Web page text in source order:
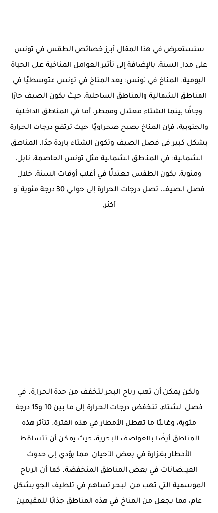
سنستعرض في هذا المقال أبرز خصائص الطقس في تونس
على مدار السنة، بالإضافة إلى تأثير العوامل المناخية على الحياة
اليومية. المناخ في تونس: يعد المناخ في تونس متوسطيًا في
المناطق الشمالية والمناطق الساحلية، حيث يكون الصيف حارًا
وجافًا بينما الشتاء معتدل وممطر. أما في المناطق الداخلية
والجنوبية، فإن المناخ يصبح صحراويًا، حيث ترتفع درجات الحرارة
بشكل كبير في فصل الصيف وتكون الشتاء باردة جدًا. المناطق
الشمالية: في المناطق الشمالية مثل تونس العاصمة، نابل،
ومنوبة، يكون الطقس معتدلًا في أغلب أوقات السنة. خلال
فصل الصيف، تصل درجات الحرارة إلى حوالي 30 درجة مئوية أو
أكثر،
ولكن يمكن أن تهب رياح البحر لتخفف من حدة الحرارة. في
فصل الشتاء، تنخفض درجات الحرارة إلى ما بين 10 و15 درجة
مئوية، وغالبًا ما تهطل الأمطار في هذه الفترة. تتأثر هذه
المناطق أيضًا بالعواصف البحرية، حيث يمكن أن تتساقط
الأمطار بغزارة في بعض الأحيان، مما يؤدي إلى حدوث
الفيـ,ـضانات في بعض المناطق المنخفضة. كما أن الرياح
الموسمية التي تهب من البحر تساهم في تلطيف الجو بشكل
عام، مما يجعل من المناخ في هذه المناطق جذابًا للمقيمين